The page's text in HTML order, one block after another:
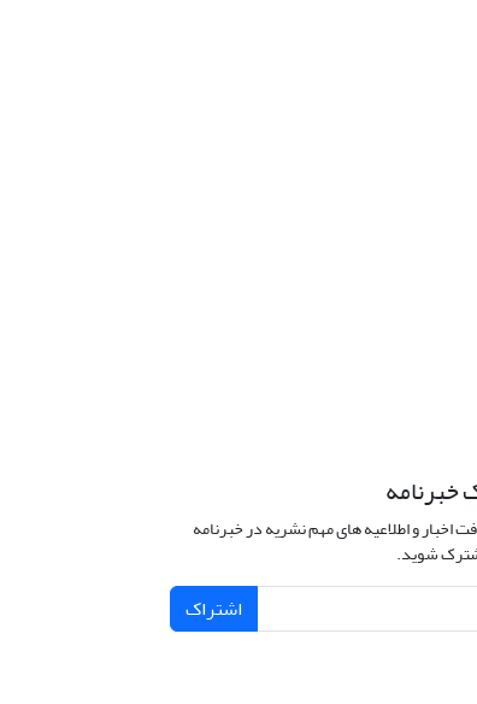
خبرنامه
اخبار و اطلاعیه های مهم نشریه در خبرنامه
شوید.
اشتراک